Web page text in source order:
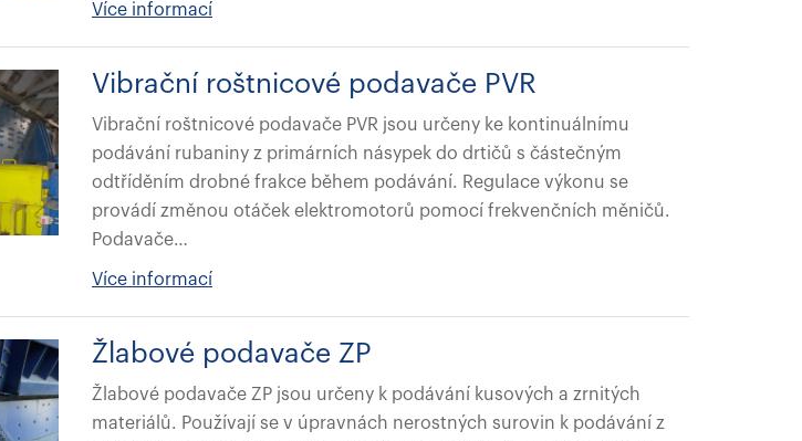
Více informací
Vibrační roštnicové podavače PVR
Vibrační roštnicové podavače PVR jsou určeny ke kontinuálnímu
podávání rubaniny z primárních násypek do drtičů s částečným
odtříděním drobné frakce během podávání. Regulace výkonu se
provádí změnou otáček elektromotorů pomocí frekvenčních měničů.
Podavače…
Více informací
Žlabové podavače ZP
Žlabové podavače ZP jsou určeny k podávání kusových a zrnitých
materiálů. Používají se v úpravnách nerostných surovin k podávání z